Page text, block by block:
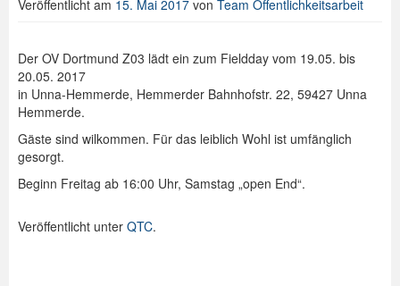
Veröffentlicht am 15. Mai 2017 von Team Öffentlichkeitsarbeit
Der OV Dortmund Z03 lädt ein zum Fieldday vom 19.05. bis
20.05. 2017
in Unna-Hemmerde, Hemmerder Bahnhofstr. 22, 59427 Unna
Hemmerde.
Gäste sind wilkommen. Für das leiblich Wohl ist umfänglich
gesorgt.
Beginn Freitag ab 16:00 Uhr, Samstag „open End“.
Veröffentlicht unter QTC.